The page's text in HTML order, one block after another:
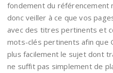
fondement du référencement
donc veiller à ce que vos
avec des titres pertinents et
mots-clés pertinents afin que
plus facilement le sujet dont
ne suffit pas simplement de